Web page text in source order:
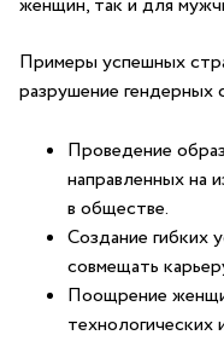
Примеры успешных
разрушение
Проведение
направленных на​
в обществе.
Создание​ гибких
совмещать‍
Поощрение‍
⁢технологических